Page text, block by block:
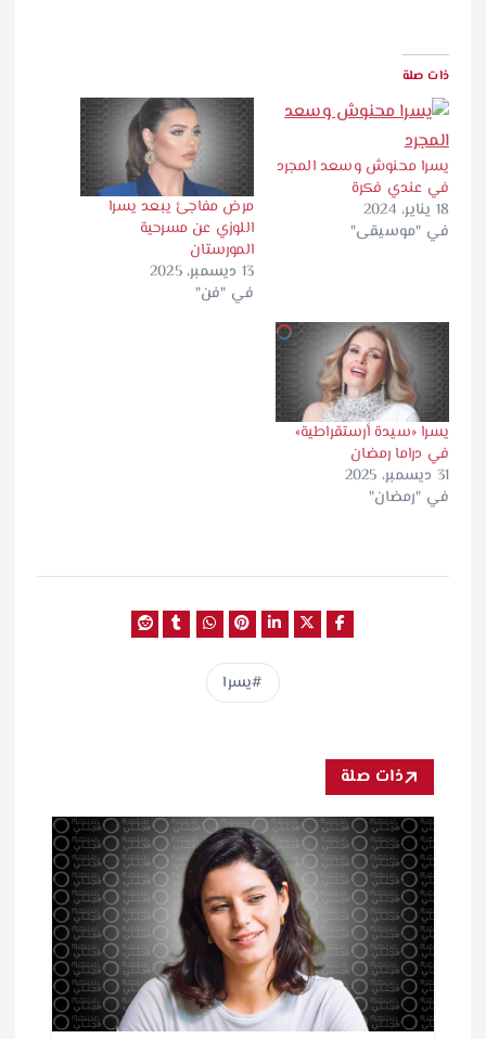
ذات صلة
يسرا محنوش وسعد المجرد
في عندي فكرة
18 يناير، 2024
في "موسيقى"
مرض مفاجئ يبعد يسرا
اللوزي عن مسرحية
المورستان
13 ديسمبر، 2025
في "فن"
يسرا «سيدة أرستقراطية»
في دراما رمضان
31 ديسمبر، 2025
في "رمضان"
يسرا
ذات صلة